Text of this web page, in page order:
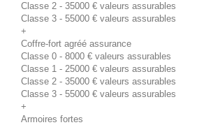
Classe 2 - 35000 € valeurs assurables
Classe 3 - 55000 € valeurs assurables
+
Coffre-fort agréé assurance
Classe 0 - 8000 € valeurs assurables
Classe 1 - 25000 € valeurs assurables
Classe 2 - 35000 € valeurs assurables
Classe 3 - 55000 € valeurs assurables
+
Armoires fortes